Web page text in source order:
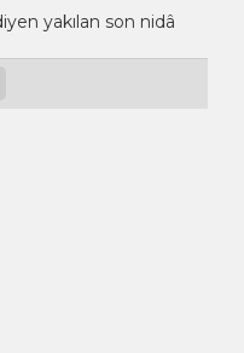
yakılan son nidâ